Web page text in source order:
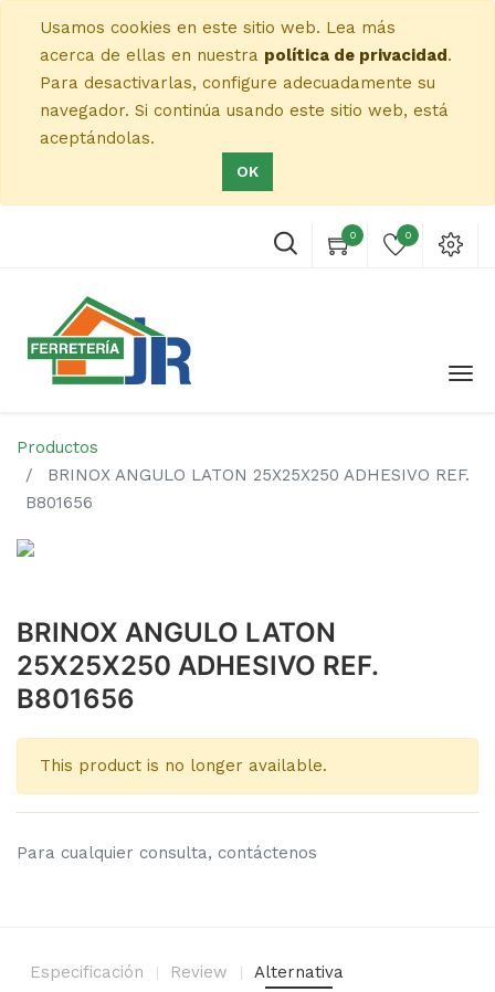
Usamos cookies en este sitio web. Lea más
acerca de ellas en nuestra política de privacidad.
Para desactivarlas, configure adecuadamente su
navegador. Si continúa usando este sitio web, está
aceptándolas.
OK
0 0
Productos
BRINOX ANGULO LATON 25X25X250 ADHESIVO REF.
B801656
BRINOX ANGULO LATON
25X25X250 ADHESIVO REF.
B801656
This product is no longer available.
Para cualquier consulta, contáctenos
Especificación Review Alternativa